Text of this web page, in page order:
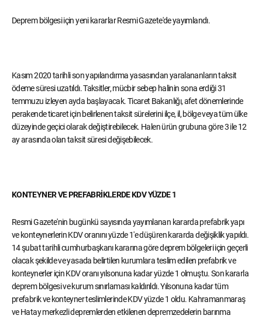
Deprem bölgesi için yeni kararlar Resmi Gazete'de yayımlandı.
Kasım 2020 tarihli son yapılandırma yasasından yaralananların taksit
ödeme süresi uzatıldı. Taksitler, mücbir sebep halinin sona erdiği 31
temmuzu izleyen ayda başlayacak. Ticaret Bakanlığı, afet dönemlerinde
perakende ticaret için belirlenen taksit sürelerini ilçe, il, bölge veya tüm ülke
düzeyinde geçici olarak değiştirebilecek. Halen ürün grubuna göre 3 ile 12
ay arasında olan taksit süresi değişebilecek.
KONTEYNER VE PREFABRİKLERDE KDV YÜZDE 1
Resmi Gazete'nin bugünkü sayısında yayımlanan kararda prefabrik yapı
ve konteynerlerin KDV oranını yüzde 1'e düşüren kararda değişiklik yapıldı.
14 şubat tarihli cumhurbaşkanı kararına göre deprem bölgeleri için geçerli
olacak şekilde ve yasada belirtilen kurumlara teslim edilen prefabrik ve
konteynerler için KDV oranı yılsonuna kadar yüzde 1 olmuştu. Son kararla
deprem bölgesi ve kurum sınırlaması kaldırıldı. Yılsonuna kadar tüm
prefabrik ve konteyner teslimlerinde KDV yüzde 1 oldu. Kahramanmaraş
ve Hatay merkezli depremlerden etkilenen depremzedelerin barınma